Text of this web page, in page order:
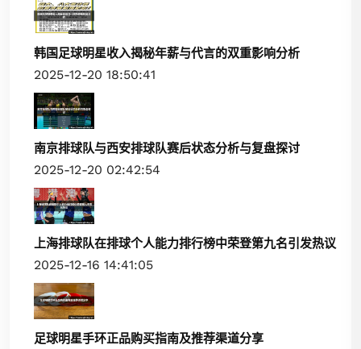
韩国足球明星收入揭秘年薪与代言的双重影响分析
2025-12-20 18:50:41
南京排球队与西安排球队赛后状态分析与复盘探讨
2025-12-20 02:42:54
上海排球队在排球个人能力排行榜中荣登第九名引发热议
2025-12-16 14:41:05
足球明星手环正品购买指南及推荐渠道分享